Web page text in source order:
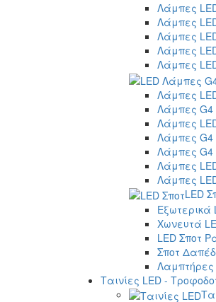
Λάμπες
Λάμπες
Λάμπες
Λάμπες
Λάμπες
Λάμπες
Λάμπες G4
Λάμπες
Λάμπες G4
Λάμπες G4
Λάμπες
Λάμπες
LED
Εξωτερικά
Χωνευτά
LED Σποτ
Σποτ
Λαμπτήρες
Ταινίες LED -